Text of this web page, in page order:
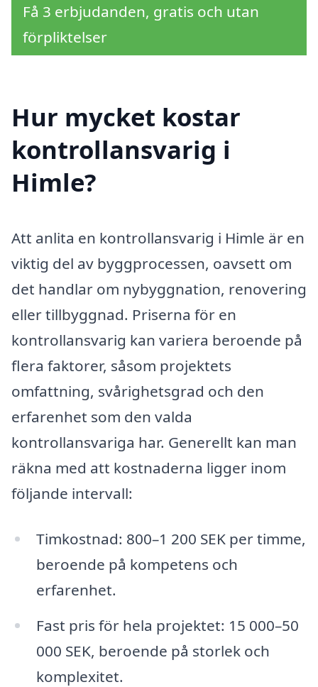
Få 3 erbjudanden, gratis och utan
förpliktelser
Hur mycket kostar
kontrollansvarig i
Himle?
Att anlita en kontrollansvarig i Himle är en
viktig del av byggprocessen, oavsett om
det handlar om nybyggnation, renovering
eller tillbyggnad. Priserna för en
kontrollansvarig kan variera beroende på
flera faktorer, såsom projektets
omfattning, svårighetsgrad och den
erfarenhet som den valda
kontrollansvariga har. Generellt kan man
räkna med att kostnaderna ligger inom
följande intervall:
Timkostnad: 800–1 200 SEK per timme,
beroende på kompetens och
erfarenhet.
Fast pris för hela projektet: 15 000–50
000 SEK, beroende på storlek och
komplexitet.